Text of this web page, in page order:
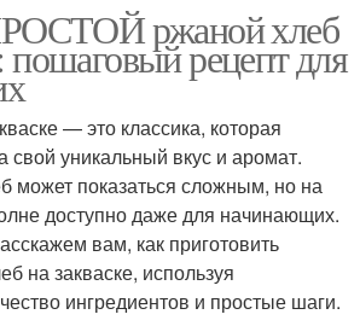
ржаной хлеб
пошаговый рецепт для
— это классика, которая
уникальный вкус и аромат.
может показаться сложным, но на
доступно даже для начинающих.
вам, как приготовить
на закваске, используя
ингредиентов и простые шаги.